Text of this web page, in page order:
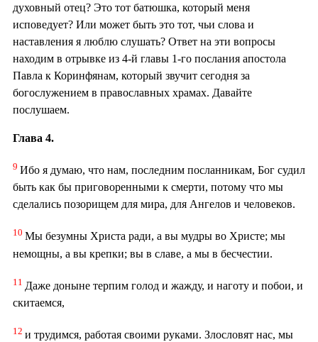
духовный отец? Это тот батюшка, который меня
исповедует? Или может быть это тот, чьи слова и
наставления я люблю слушать? Ответ на эти вопросы
находим в отрывке из 4-й главы 1-го послания апостола
Павла к Коринфянам, который звучит сегодня за
богослужением в православных храмах. Давайте
послушаем.
Глава 4.
9 Ибо я думаю, что нам, последним посланникам, Бог судил
быть как бы приговоренными к смерти, потому что мы
сделались позорищем для мира, для Ангелов и человеков.
10 Мы безумны Христа ради, а вы мудры во Христе; мы
немощны, а вы крепки; вы в славе, а мы в бесчестии.
11 Даже доныне терпим голод и жажду, и наготу и побои, и
скитаемся,
12 и трудимся, работая своими руками. Злословят нас, мы